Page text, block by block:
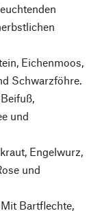
Eichenmoos,
Schwarzföhre.
und
Engelwurz,
und
Bartflechte,